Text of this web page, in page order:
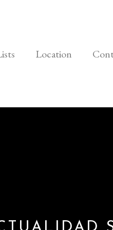
Location